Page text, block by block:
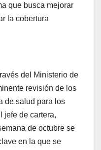
que busca mejorar
la cobertura
del Ministerio de
revisión de los
de salud para los
jefe de cartera,
de octubre se
en la que se